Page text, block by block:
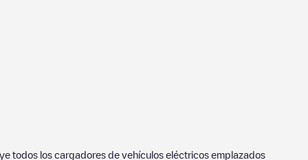
todos los cargadores de vehículos eléctricos emplazados